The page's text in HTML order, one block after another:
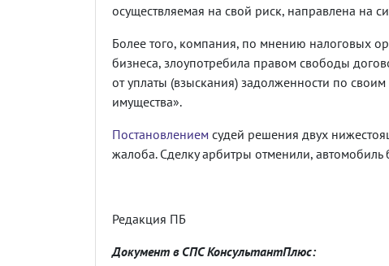
осуществляемая на свой риск, направлена на
Более того, компания, по мнению налоговых
бизнеса, злоупотребила правом свободы
от уплаты (взыскания) задолженности по
имущества».
Постановлением судей решения двух
жалоба. Сделку арбитры отменили,
Редакция ПБ
Документ в СПС КонсультантПлюс: